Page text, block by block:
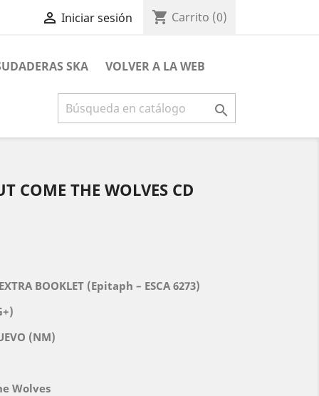
 Iniciar sesión shopping_cart Carrito (0)
SKA VOLVER A LA WEB

COME THE WOLVES CD
BOOKLET (Epitaph – ESCA 6273)
(NM)
Wolves